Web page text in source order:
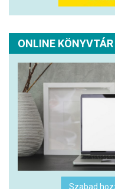
ONLINE KÖNYVTÁR
Szabad